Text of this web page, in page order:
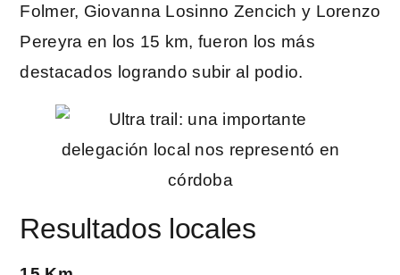
Folmer, Giovanna Losinno Zencich y Lorenzo
Pereyra en los 15 km, fueron los más
destacados logrando subir al podio.
Resultados locales